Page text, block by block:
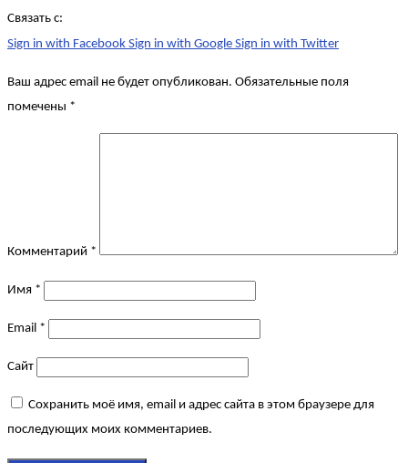
Связать с:
Sign in with Facebook Sign in with Google Sign in with Twitter
Ваш адрес email не будет опубликован. Обязательные поля
помечены *
Комментарий *
Имя *
Email *
Сайт
Сохранить моё имя, email и адрес сайта в этом браузере для
последующих моих комментариев.